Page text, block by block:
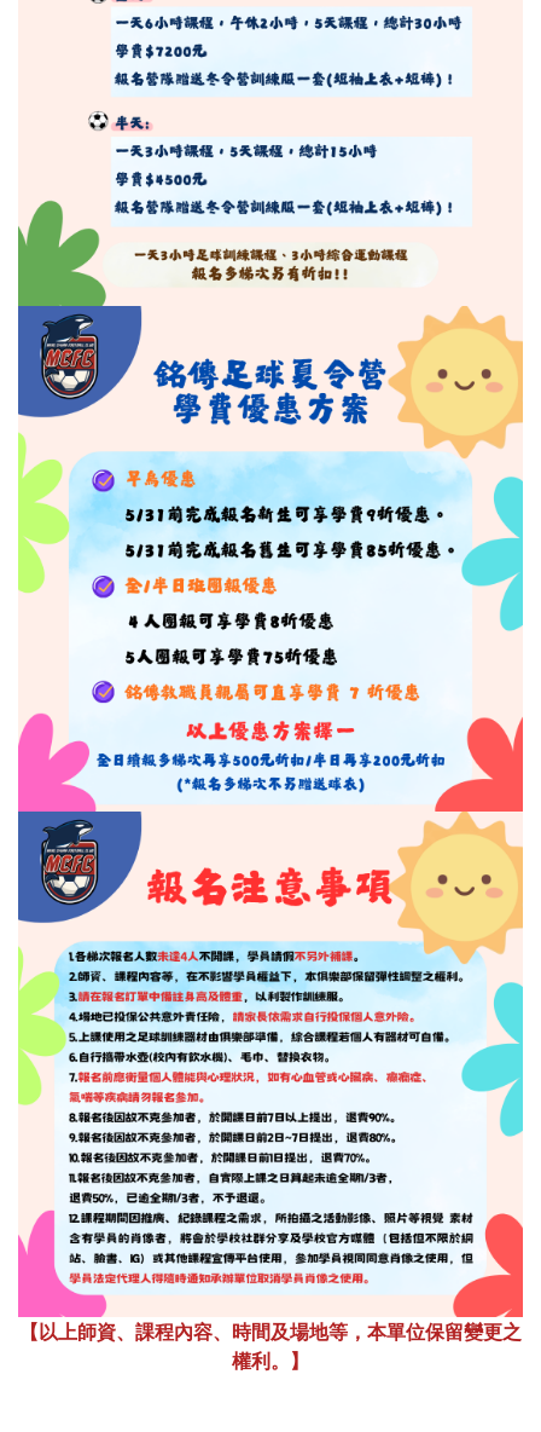
【以上師資、課程內容、時間及場地等，本單位保留變更之
權利。】